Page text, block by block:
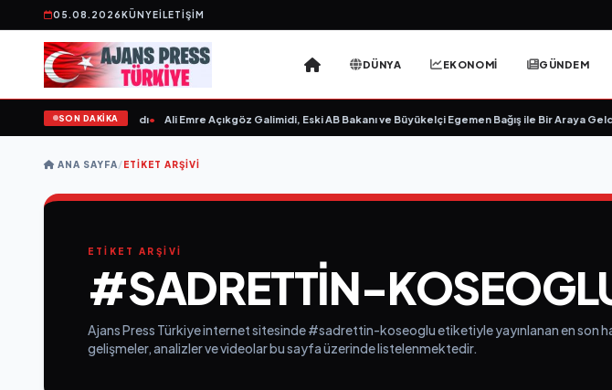
05.08.2026KÜNYEİLETIŞIM
DÜNYA EKONOMİ GÜNDEM
SON DAKİKA
Sevgilim “ yayımlandı • Ali Emre Açıkgöz Galimidi, Eski AB Bakanı ve Büyükelçi Egemen Bağış ile Bir Araya Geldi
ANA SAYFA/ETIKET ARŞIVI
ETİKET ARŞİVİ
#SADRETTIN-
Ajans Press Türkiye internet sitesinde #sadrettin-koseoglu etiketiyle yayınlanan en son
gelişmeler, analizler ve videolar bu sayfa üzerinde listelenmektedir.